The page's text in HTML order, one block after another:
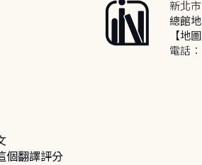
新北
總館
【地圖
電話
個翻譯評分